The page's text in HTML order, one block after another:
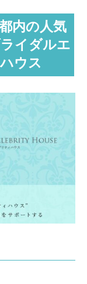
内の人気
イダルエ
ウス